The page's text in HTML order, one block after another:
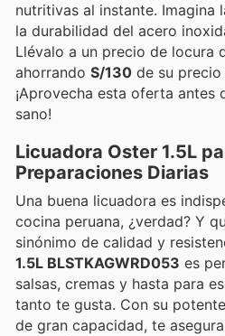
nutritivas al instante. Imagina
la durabilidad del acero
Llévalo a un precio de locura
ahorrando S/130 de su
¡Aprovecha esta oferta antes
sano!
Licuadora Oster 1.5L
Preparaciones Diarias
Una buena licuadora es
cocina peruana, ¿verdad? Y
sinónimo de calidad y
1.5L BLSTKAGWRD053 es
salsas, cremas y hasta para
tanto te gusta. Con su
de gran capacidad, te